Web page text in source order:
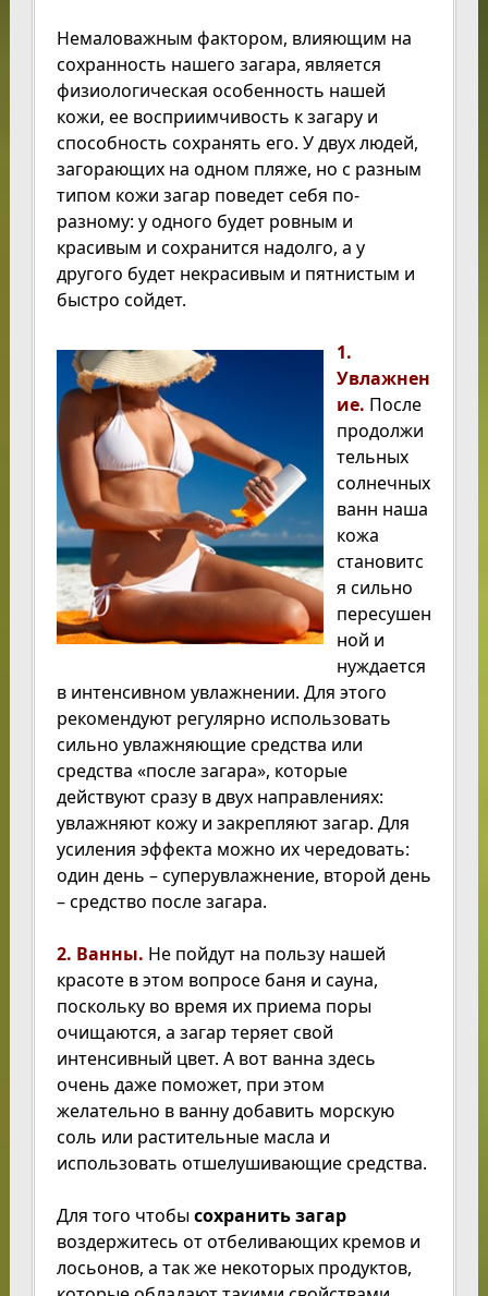
Немаловажным фактором, влияющим на
сохранность нашего загара, является
физиологическая особенность нашей
кожи, ее восприимчивость к загару и
способность сохранять его. У двух людей,
загорающих на одном пляже, но с разным
типом кожи загар поведет себя по-
разному: у одного будет ровным и
красивым и сохранится надолго, а у
другого будет некрасивым и пятнистым и
быстро сойдет.
1.
Увлажнен
ие. После
продолжи
тельных
солнечных
ванн наша
кожа
становитс
я сильно
пересушен
ной и
нуждается
в интенсивном увлажнении. Для этого
рекомендуют регулярно использовать
сильно увлажняющие средства или
средства «после загара», которые
действуют сразу в двух направлениях:
увлажняют кожу и закрепляют загар. Для
усиления эффекта можно их чередовать:
один день – суперувлажнение, второй день
– средство после загара.
2. Ванны. Не пойдут на пользу нашей
красоте в этом вопросе баня и сауна,
поскольку во время их приема поры
очищаются, а загар теряет свой
интенсивный цвет. А вот ванна здесь
очень даже поможет, при этом
желательно в ванну добавить морскую
соль или растительные масла и
использовать отшелушивающие средства.
Для того чтобысохранить загар
воздержитесь от отбеливающих кремов и
лосьонов, а так же некоторых продуктов,